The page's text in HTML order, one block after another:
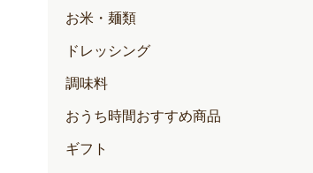
お米・麺類
ドレッシング
調味料
おうち時間おすすめ商品
ギフト